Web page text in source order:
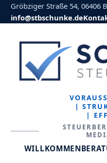
Gröbziger Straße 54, 06406
info@stbschunke.de
|
|
WILLKOMMEN